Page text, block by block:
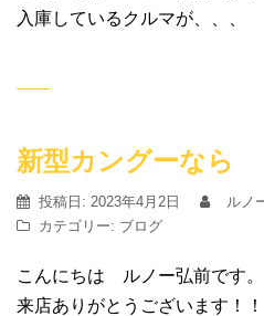
入庫しているクルマが、、、
新型カングーなら
投稿日: 2023年4月2日 ルノ
カテゴリー: ブログ
こんにちは ルノー弘前です
来店ありがとうございます！